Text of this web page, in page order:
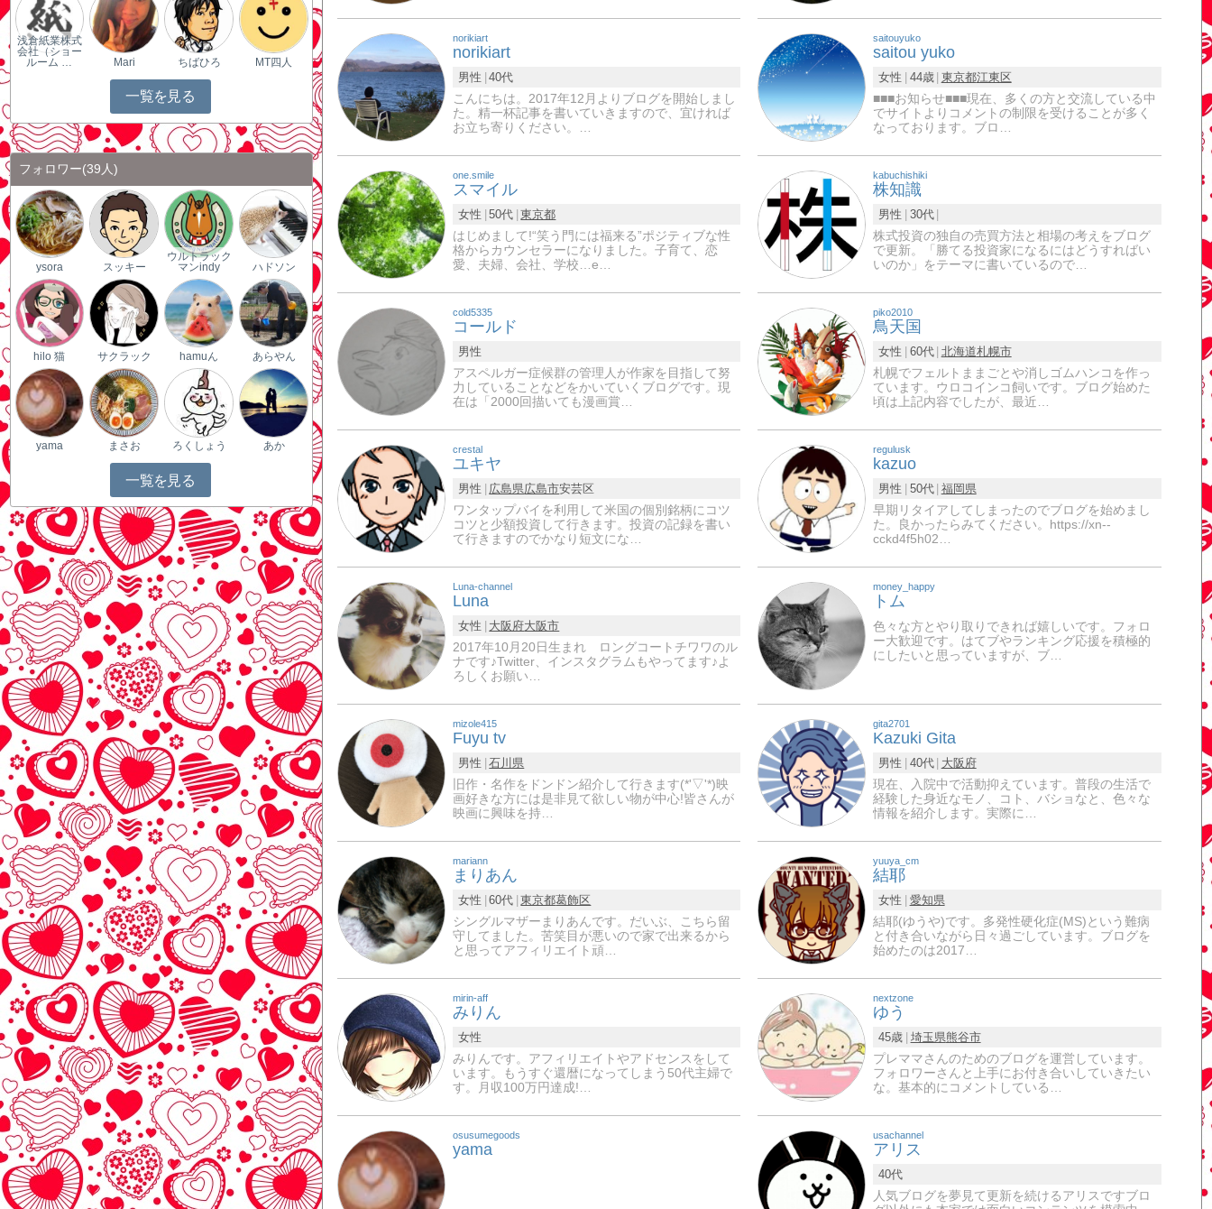
norikiart
norikiart
男性
40代
こんにちは。2017年12月よりブログを開始しまし
た。精一杯記事を書いていきますので、宜ければ
お立ち寄りください。…
saitouyuko
saitou yuko
女性 44歳 東京都江東区
■■■お知らせ■■■現在、多くの方と交流している中
でサイトよりコメントの制限を受けることが多く
なっております。ブロ…
one.smile
スマイル
女性 50代 東京都
はじめまして!“笑う門には福来る”ポジティブな性
格からカウンセラーになりました。子育て、恋
愛、夫婦、会社、学校…e…
kabuchishiki
株知識
男性
30代
株式投資の独自の売買方法と相場の考えをブログ
で更新。「勝てる投資家になるにはどうすればい
いのか」をテーマに書いているので…
cold5335
コールド
男性
アスペルガー症候群の管理人が作家を目指して努
力していることなどをかいていくブログです。現
在は「2000回描いても漫画賞…
piko2010
鳥天国
女性 60代 北海道札幌市
札幌でフェルトままごとや消しゴムハンコを作っ
ています。ウロコインコ飼いです。ブログ始めた
頃は上記内容でしたが、最近…
crestal
ユキヤ
男性 広島県広島市安芸区
ワンタップバイを利用して米国の個別銘柄にコツ
コツと少額投資して行きます。投資の記録を書い
て行きますのでかなり短文にな…
regulusk
kazuo
男性 50代 福岡県
早期リタイアしてしまったのでブログを始めまし
た。良かったらみてください。https://xn--
cckd4f5h02…
Luna-channel
Luna
女性 大阪府大阪市
2017年10月20日生まれ ロングコートチワワのル
ナです♪Twitter、インスタグラムもやってます♪よ
ろしくお願い…
money_happy
トム
色々な方とやり取りできれば嬉しいです。フォロ
ー大歓迎です。はてブやランキング応援を積極的
にしたいと思っていますが、ブ…
mizole415
Fuyu tv
男性
石川県
旧作・名作をドンドン紹介して行きます(*'▽'*)映
画好きな方には是非見て欲しい物が中心!皆さんが
映画に興味を持…
gita2701
Kazuki Gita
男性 40代
大阪府
現在、入院中で活動抑えています。普段の生活で
経験した身近なモノ、コト、バショなと、色々な
情報を紹介します。実際に…
mariann
まりあん
女性 60代 東京都葛飾区
シングルマザーまりあんです。だいぶ、こちら留
守してました。苦笑目が悪いので家で出来るから
と思ってアフィリエイト頑…
yuuya_cm
結耶
女性
愛知県
結耶(ゆうや)です。多発性硬化症(MS)という難病
と付き合いながら日々過ごしています。ブログを
始めたのは2017…
mirin-aff
みりん
女性
みりんです。アフィリエイトやアドセンスをして
います。もうすぐ還暦になってしまう50代主婦で
す。月収100万円達成!…
nextzone
ゆう
45歳 埼玉県熊谷市
プレママさんのためのブログを運営しています。
フォロワーさんと上手にお付き合いしていきたい
な。基本的にコメントしている…
osusumegoods
yama
usachannel
アリス
40代
人気ブログを夢見て更新を続けるアリスですブロ
浅倉紙業株式
会社（ショー
ルーム …
Mari ちばひろ MT四人
一覧を見る
フォロワー(39人)
ysora スッキー
ウルトラック
マンindy
ハドソン
hilo 猫 サクラック hamuん あらやん
yama まさお ろくしょう あか
一覧を見る